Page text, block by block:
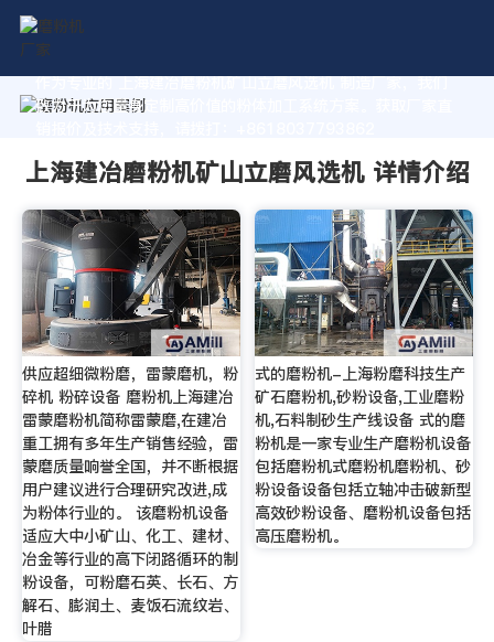
作为专业的 上海建冶磨粉机矿山立磨风选机 制造厂家，我们
致力于为您量身定制高价值的粉体加工系统方案。获取厂家直
上海建冶磨粉机矿山立磨风选机 详情介绍
供应超细微粉磨，雷蒙磨机，粉
碎机 粉碎设备 磨粉机上海建冶
雷蒙磨粉机简称雷蒙磨,在建冶
重工拥有多年生产销售经验，雷
蒙磨质量响誉全国，并不断根据
用户建议进行合理研究改进,成
为粉体行业的。 该磨粉机设备
适应大中小矿山、化工、建材、
冶金等行业的高下闭路循环的制
粉设备，可粉磨石英、长石、方
解石、膨润土、麦饭石流纹岩、
叶腊
式的磨粉机-上海粉磨科技生产
矿石磨粉机,砂粉设备,工业磨粉
机,石料制砂生产线设备 式的磨
粉机是一家专业生产磨粉机设备
包括磨粉机式磨粉机磨粉机、砂
粉设备设备包括立轴冲击破新型
高效砂粉设备、磨粉机设备包括
高压磨粉机。